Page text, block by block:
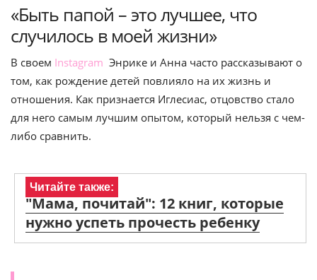
«Быть папой – это лучшее, что
случилось в моей жизни»
В своем Instagram Энрике и Анна часто рассказывают о
том, как рождение детей повлияло на их жизнь и
отношения. Как признается Иглесиас, отцовство стало
для него самым лучшим опытом, который нельзя с чем-
либо сравнить.
Читайте также:
"Мама, почитай": 12 книг, которые
нужно успеть прочесть ребенку